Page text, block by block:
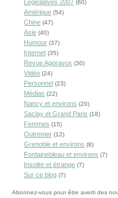
Législatives 2007 (60)
Amérique (54)
Chine (47)
Asie (40)
Humour (37)
Internet (35)
Revue Agoravox (30)
Vidéo (24)
Personnel (23)
Médias (22)
Nancy et environs (20)
Saclay et Grand Paris (18)
Femmes (15)
Outremer (12)
Grenoble et environs (8)
Fontainebleau et environs (7)
Insolite et étrange (7)
Sur ce blog (7)
Abonnez-vous pour être averti des